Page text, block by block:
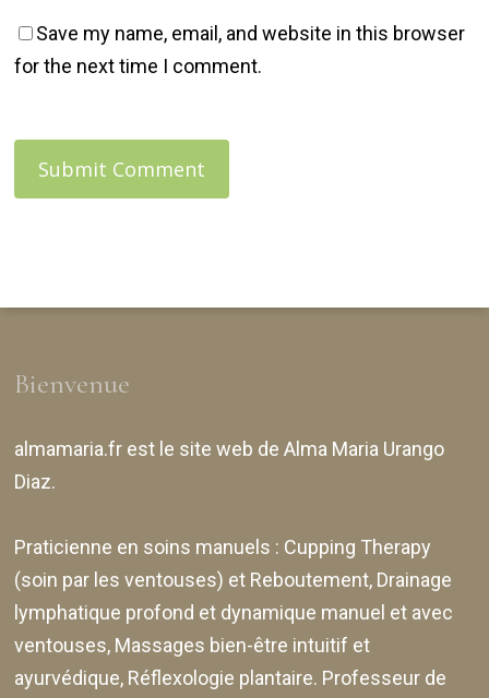
Save my name, email, and website in this browser
for the next time I comment.
Bienvenue
almamaria.fr est le site web deAlma Maria Urango
Diaz.
Praticienne en soins manuels : Cupping Therapy
(soin par les ventouses) et Reboutement, Drainage
lymphatique profond et dynamique manuel et avec
ventouses, Massages bien-être intuitif et
ayurvédique, Réflexologie plantaire. Professeur de